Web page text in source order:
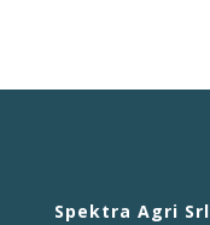
Spektra Agri Srl